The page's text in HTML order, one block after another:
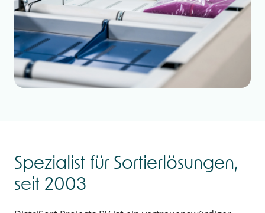
Spezialist für Sortierlösungen,
seit 2003